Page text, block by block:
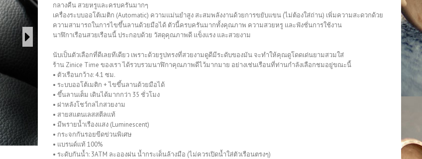
กลางคืน สวยหรูและครบครันมากๆ
เครื่องระบบออโต้เมติก (Automatic) ความแม่นยำสูง สะสมพลังงานด้วยการขยับแขน (ไม่ต้องใส่ถ่าน) เพิ่มความสะดวกด้วย
ความสามารถในการไขขึ้นลานด้วยมือได้ ตัวนี้ครบครันมากทั้งคุณภาพ ความสวยหรู และฟังชั่นการใช้งาน
นาฬิกาเรือนสวยเรือนนี้ ประกอบด้วย วัสดุคุณภาพดี แข็งแรง และสวยงาม
นับเป็นตัวเลือกที่ดีเลยทีเดียว เพราะด้วยรูปทรงที่สวยงามดูดีมีระดับของมัน จะทำให้คุณดูโดดเด่นยามสวมใส่
ร้าน Zinice Time ของเรา ได้รวบรวมนาฬิกาคุณภาพดีไว้มากมาย อย่างเช่นเรือนที่ท่านกำลังเลือกชมอยู่ขณะนี้
• ตัวเรือนกว้าง: 4.1 ซม.
• ระบบออโต้เมติก + ไขขึ้นลานด้วยมือได้
• ขึ้นลานเต็ม เดินได้มากกว่า 35 ชั่วโมง
• ฝาหลังโชว์กลไกสวยงาม
• สายสแตนเลสสตีลแท้
• มีพรายน้ำเรืองแสง (Luminescent)
• กระจกกันรอยขีดข่วนพิเศษ
• แบรนด์แท้ 100%
• ระดับกันน้ำ: 3ATM ละอองฝน น้ำกระเด็นล้างมือ (ไม่ควรเปิดน้ำใส่ตัวเรือนตรงๆ)